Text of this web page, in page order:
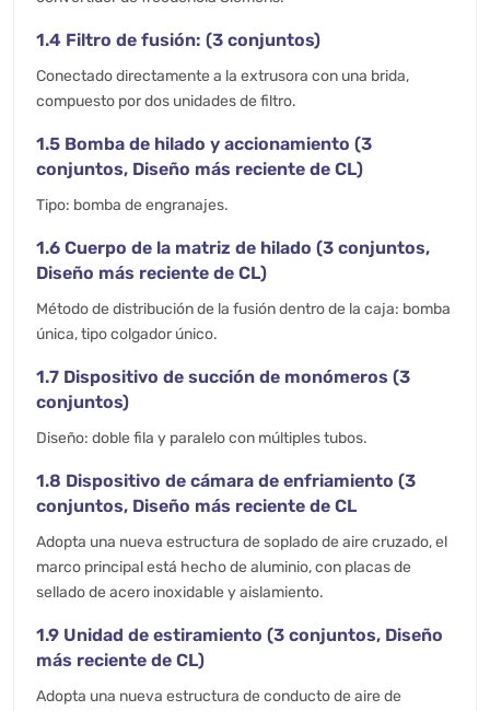
1.4 Filtro de fusión: (3 conjuntos)
Conectado directamente a la extrusora con una brida,
compuesto por dos unidades de filtro.
1.5 Bomba de hilado y accionamiento (3
conjuntos, Diseño más reciente de CL)
Tipo: bomba de engranajes.
1.6 Cuerpo de la matriz de hilado (3 conjuntos,
Diseño más reciente de CL)
Método de distribución de la fusión dentro de la caja: bomba
única, tipo colgador único.
1.7 Dispositivo de succión de monómeros (3
conjuntos)
Diseño: doble fila y paralelo con múltiples tubos.
1.8 Dispositivo de cámara de enfriamiento (3
conjuntos, Diseño más reciente de CL
Adopta una nueva estructura de soplado de aire cruzado, el
marco principal está hecho de aluminio, con placas de
sellado de acero inoxidable y aislamiento.
1.9 Unidad de estiramiento (3 conjuntos, Diseño
más reciente de CL)
Adopta una nueva estructura de conducto de aire de